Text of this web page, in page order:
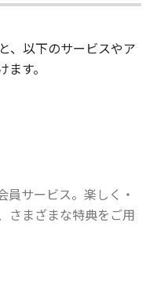
、以下のサービスやア
す。
員サービス。楽しく・
さまざまな特典をご用